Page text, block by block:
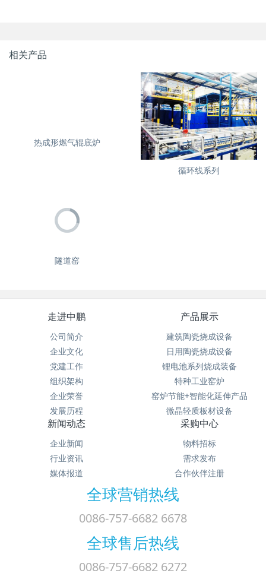
相关产品
热成形燃气辊底炉
循环线系列
隧道窑
走进中鹏
公司简介
企业文化
党建工作
组织架构
企业荣誉
发展历程
产品展示
建筑陶瓷烧成设备
日用陶瓷烧成设备
锂电池系列烧成装备
特种工业窑炉
窑炉节能+智能化延伸产品
微晶轻质板材设备
新闻动态
企业新闻
行业资讯
媒体报道
采购中心
物料招标
需求发布
合作伙伴注册
全球营销热线
0086-757-6682 6678
全球售后热线
0086-757-6682 6272